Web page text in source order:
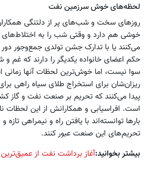
لحظه‌های خوش سرزمین نفت
روزهای سخت و شب‌های پر از دلتنگی
خوشی هم دارد و وقتی شب را به اختلاط‌های
می‌کنند یا با تدارک جشن تولدی جمع‌وجور
حکم اعضای خانواده یکدیگر را دارند که غم
سوا نیست، اما خوش‌ترین لحظات آنها
ریزان‌شان برای استخراج طلای سیاه راهی
پیدا می‌کنند که تحریم بر صنعت نفت و گاز
است. افراسیابی و همکارانش از این لحظات
بارها توانسته‌اند با یافتن راه و نیمراهی تازه و
تحریم‌های این صنعت عبور کنند.
بیشتر بخوانید:آغاز برداشت نفت از عمیق‌ترین